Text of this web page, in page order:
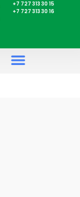
+7 727 313 30 15
+7 727 313 30 16